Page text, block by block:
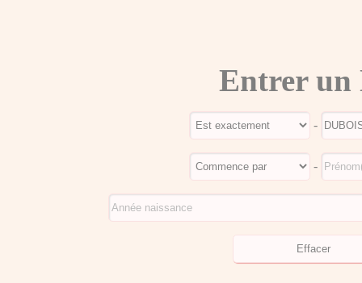
Entrer un
-
-